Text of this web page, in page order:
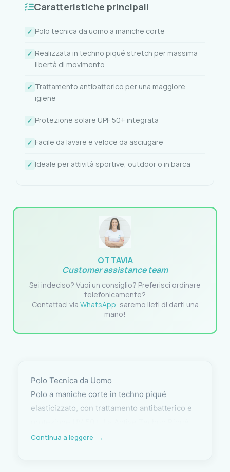
Caratteristiche principali
Polo tecnica da uomo a maniche corte
Realizzata in techno piqué stretch per massima
libertà di movimento
Trattamento antibatterico per una maggiore
igiene
Protezione solare UPF 50+ integrata
Facile da lavare e veloce da asciugare
Ideale per attività sportive, outdoor o in barca
OTTAVIA
Customer assistance team
Sei indeciso? Vuoi un consiglio? Preferisci ordinare
telefonicamente?
Contattaci via WhatsApp, saremo lieti di darti una
mano!
Polo Tecnica da Uomo
Polo a maniche corte in techno piqué
elasticizzato, con trattamento antibatterico e
Polo è pratica, leggera e facile da lavare,
Continua a leggere →